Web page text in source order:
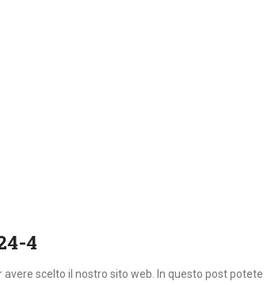
4
avere scelto il nostro sito web. In questo post potete